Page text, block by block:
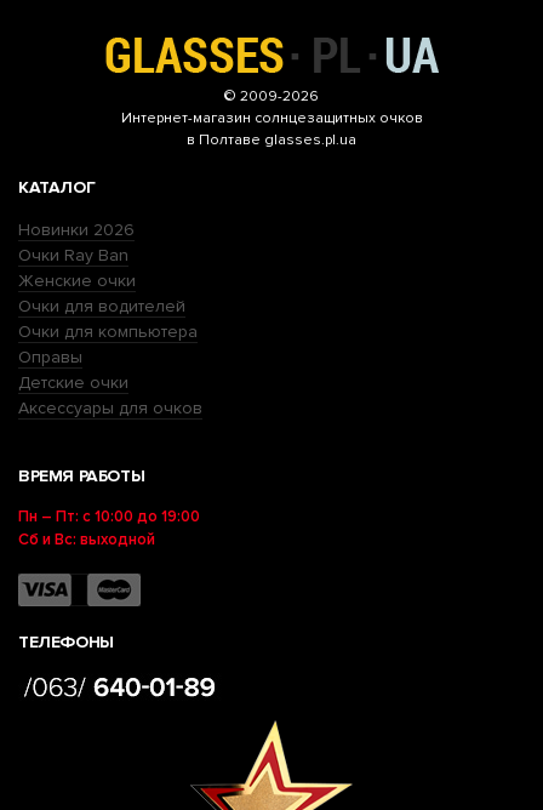
© 2009-2026
Интернет-магазин солнцезащитных очков
в Полтаве glasses.pl.ua
КАТАЛОГ
Новинки 2026
Очки Ray Ban
Женские очки
Очки для водителей
Очки для компьютера
Оправы
Детские очки
Аксессуары для очков
ВРЕМЯ РАБОТЫ
Пн – Пт: с 10:00 до 19:00
Сб и Вс: выходной
ТЕЛЕФОНЫ